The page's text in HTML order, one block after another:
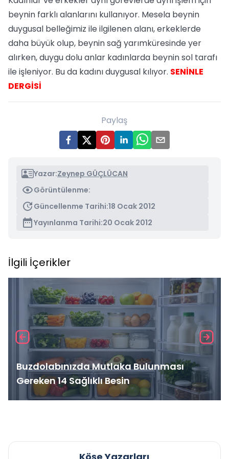
beynin farklı alanlarını kullanıyor. Mesela beynin
duygusal belleğimiz ile ilgilenen alanı, erkeklerde
daha büyük olup, beynin sağ yarımküresinde yer
alırken, duygu dolu anlar kadınlarda beynin sol tarafı
ile işleniyor. Bu da kadını duygusal kılıyor. SENİNLE
DERGİSİ
Paylaş
Yazar:Zeynep GÜÇLÜCAN
Görüntülenme:
Güncellenme Tarihi:18 Ocak 2012
Yayınlanma Tarihi:20 Ocak 2012
İlgili İçerikler
Buzdolabınızda Mutlaka Bulunması
Gereken 14 Sağlıklı Besin